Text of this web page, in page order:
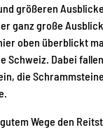
größeren
ganz große
oben überblickt
Schweiz. Dabei
die
Wege den